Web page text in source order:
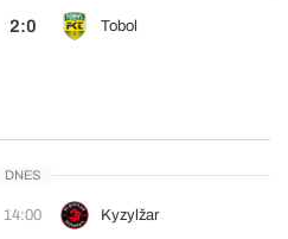
2:0 Tobol
DNES
14:00 Kyzylžar